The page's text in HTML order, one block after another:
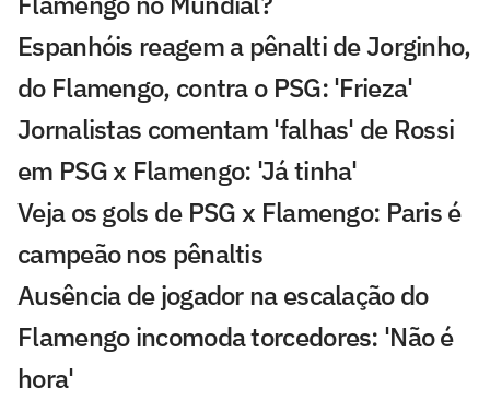
Espanhóis reagem a pênalti de Jorginho,
do Flamengo, contra o PSG: 'Frieza'
Jornalistas comentam 'falhas' de Rossi
em PSG x Flamengo: 'Já tinha'
Veja os gols de PSG x Flamengo: Paris é
campeão nos pênaltis
Ausência de jogador na escalação do
Flamengo incomoda torcedores: 'Não é
hora'